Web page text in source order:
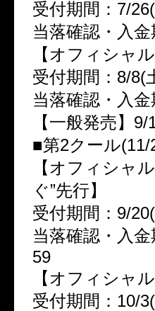
受付期間：7/
当落確認・入
【オフィシャル
受付期間：8/8(
当落確認・入
【一般発売】9/
■第2クール(11/
【オフィシャ
ぐ”先行】
受付期間：9/
当落確認・入
59
【オフィシャル
受付期間：10/